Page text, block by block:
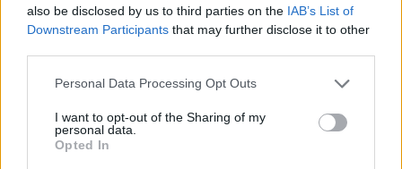
also be disclosed by us to third parties on the IAB’s List of
Downstream Participants that may further disclose it to other
Please note that this website/app uses one or more Google
not limited to your visit or usage behaviour. You may click to
grant or deny consent to Google and its third-party tags to
use your data for below specified purposes in below Google
Personal Data Processing Opt Outs
I want to opt-out of the Sharing of my
personal data.
Opted In
negyed egyik színházát vezette.
A Gorkij 17 színésze közül 12 első- vagy
másodgenerációs bevándorló. "Olyan színészeket
választunk, akik nemcsak klasszikus darabokat